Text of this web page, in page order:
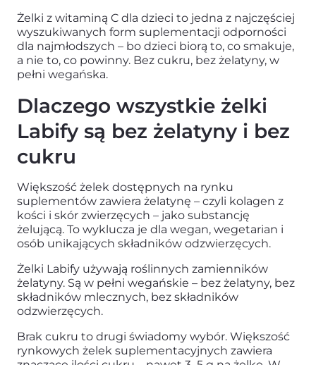
Żelki z witaminą C dla dzieci to jedna z najczęściej
wyszukiwanych form suplementacji odporności
dla najmłodszych – bo dzieci biorą to, co smakuje,
a nie to, co powinny. Bez cukru, bez żelatyny, w
pełni wegańska.
Dlaczego wszystkie żelki
Labify są bez żelatyny i bez
cukru
Większość żelek dostępnych na rynku
suplementów zawiera żelatynę – czyli kolagen z
kości i skór zwierzęcych – jako substancję
żelującą. To wyklucza je dla wegan, wegetarian i
osób unikających składników odzwierzęcych.
Żelki Labify używają roślinnych zamienników
żelatyny. Są w pełni wegańskie – bez żelatyny, bez
składników mlecznych, bez składników
odzwierzęcych.
Brak cukru to drugi świadomy wybór. Większość
rynkowych żelek suplementacyjnych zawiera